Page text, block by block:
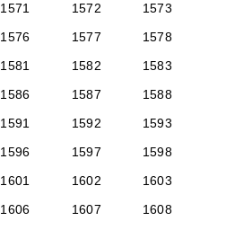
1571 1572
1573
1576 1577
1578
1581 1582
1583
1586 1587
1588
1591 1592
1593
1596 1597
1598
1601 1602
1603
1606 1607
1608